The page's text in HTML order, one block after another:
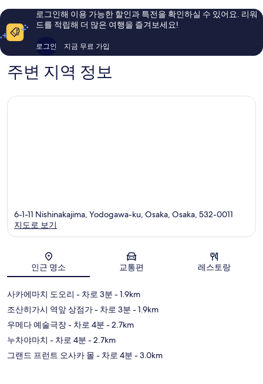
가
구
해
이
용
2,483
터
요
용
후
로그인해 이용 가능한 할인과 특전을 확인하실 수 있어요. 리워
드를 적립해 더 많은 여행을 즐겨보세요!
로그인 지금 무료 가입
주변 지역 정보
지도
6-1-11 Nishinakajima, Yodogawa-ku, Osaka, Osaka, 532-0011
지도로 보기
인근 명소 교통편 레스토랑
사카에마치 도오리 - 차로 3분 - 1.9km
조산히가시 역앞 상점가- 차로 3분 - 1.9km
우메다 예술극장- 차로 4분 - 2.7km
누차야마치 - 차로 4분 - 2.7km
그랜드 프런트 오사카 몰 - 차로 4분 - 3.0km